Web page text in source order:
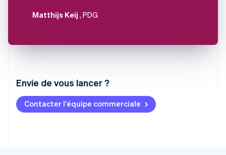
Envie de vous lancer ?
Contacter l'équipe commerciale
Matthijs Keij , PDG
Allemagne